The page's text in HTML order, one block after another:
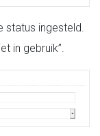
status ingesteld.
in gebruik”.